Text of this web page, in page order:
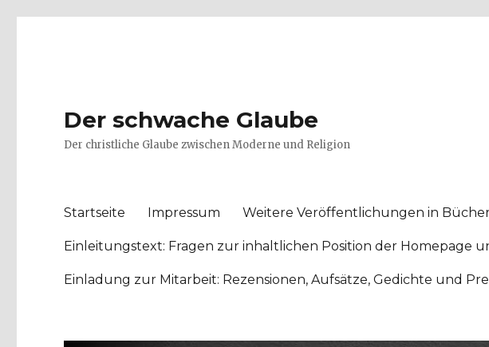
Der schwache Glaube
Der christliche Glaube zwischen Moderne und Religion
Startseite Impressum Weitere Veröffentlichungen in
Einleitungstext: Fragen zur inhaltlichen Position der Homepage
Einladung zur Mitarbeit: Rezensionen, Aufsätze, Gedichte und